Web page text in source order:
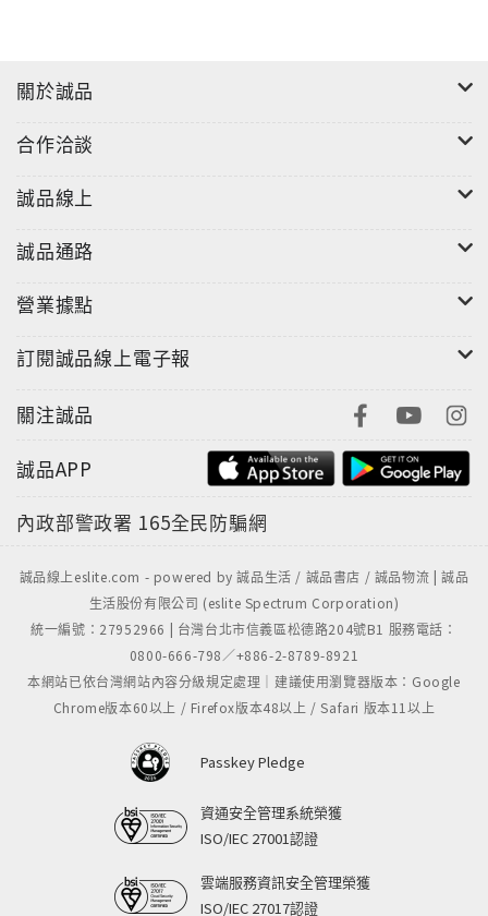
關於誠品
合作洽談
誠品線上
誠品通路
營業據點
訂閱誠品線上電子報
關注誠品
誠品APP
內政部警政署 165全民防騙網
誠品線上eslite.com - powered by 誠品生活 / 誠品書店 / 誠品物流 | 誠品
生活股份有限公司 (eslite Spectrum Corporation)
統一編號：27952966 | 台灣台北市信義區松德路204號B1 服務電話：
0800-666-798／+886-2-8789-8921
本網站已依台灣網站內容分級規定處理｜建議使用瀏覽器版本：Google
Chrome版本60以上 / Firefox版本48以上 / Safari 版本11以上
Passkey Pledge
資通安全管理系統榮獲
ISO/IEC 27001認證
雲端服務資訊安全管理榮獲
ISO/IEC 27017認證